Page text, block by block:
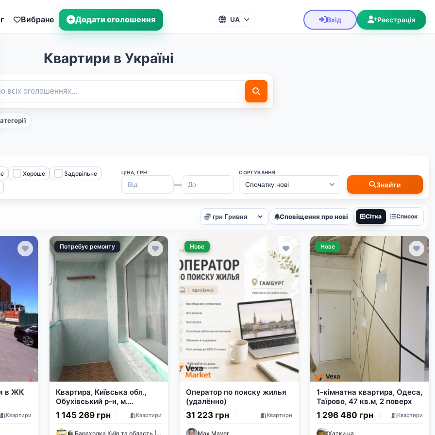
Вибране Додати оголошення UA Вхід Реєстрація
Квартири в Україні
Хороше Задовільне ЦІНА, ГРН
—
СОРТУВАННЯ
Знайти
Сповіщення про нові Сітка Список
в ЖК
Квартири
Потребує ремонту
Квартира, Київська обл.,
Обухівський р-н, м.
Миронівка
1 145 269 грн Квартири
🛍 Барахолка Київ та область | Дошка оголошень 🇺🇦
Нове
Оператор по поиску жилья
(удалённо)
31 223 грн Квартири
Max Mayer
Нове
1-кімнатна квартира, Одеса,
Таїрово, 47 кв.м, 2 поверх
1 296 480 грн Квартири
Хатки.ua